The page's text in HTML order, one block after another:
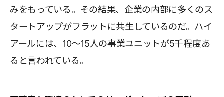
みをもっている。その結果、企業の内部に多くのス
タートアップがフラットに共生しているのだ。ハイ
アールには、10～15人の事業ユニットが5千程度あ
ると言われている。